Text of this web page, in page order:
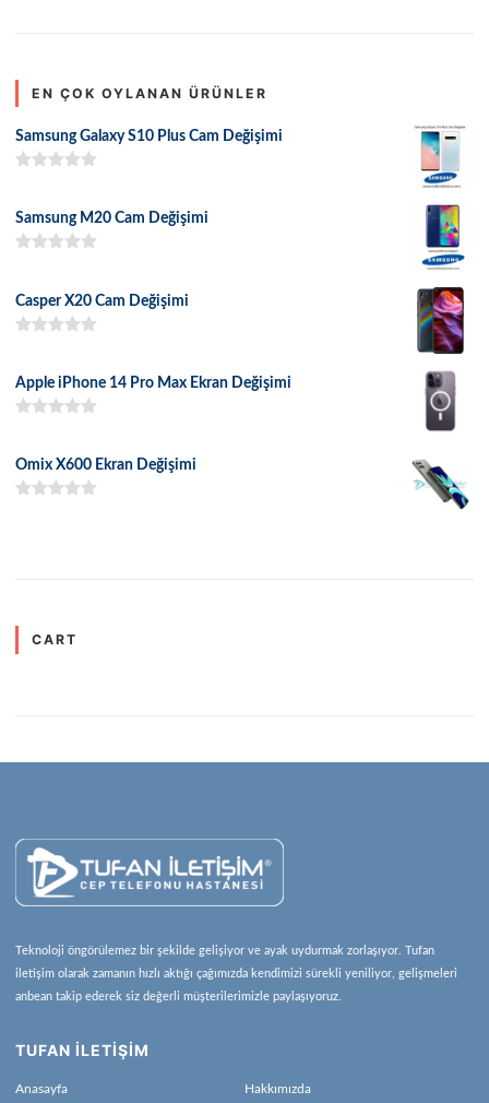
EN ÇOK OYLANAN ÜRÜNLER
Samsung Galaxy S10 Plus Cam Değişimi
Samsung M20 Cam Değişimi
Casper X20 Cam Değişimi
Apple iPhone 14 Pro Max Ekran Değişimi
Omix X600 Ekran Değişimi
CART
Teknoloji öngörülemez bir şekilde gelişiyor ve ayak uydurmak zorlaşıyor. Tufan
iletişim olarak zamanın hızlı aktığı çağımızda kendimizi sürekli yeniliyor, gelişmeleri
anbean takip ederek siz değerli müşterilerimizle paylaşıyoruz.
TUFAN İLETİŞİM
Anasayfa Hakkımızda